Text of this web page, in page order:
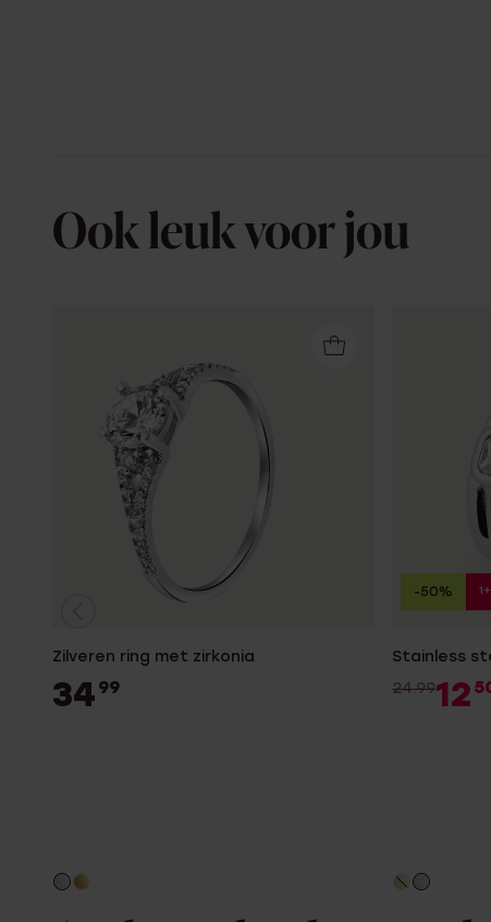
Ook leuk voor jou
Zilveren ring met zirkonia
34 99
Stainless
24.9912
-50%